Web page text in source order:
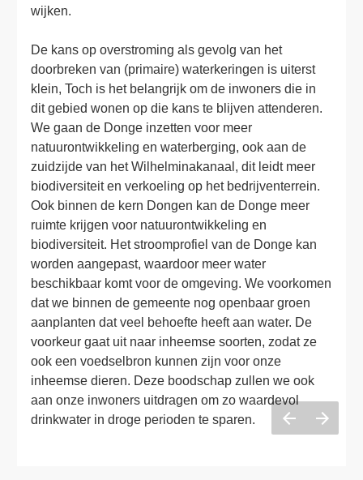
wijken.
De kans op overstroming als gevolg van het
doorbreken van (primaire) waterkeringen is uiterst
klein, Toch is het belangrijk om de inwoners die in
dit gebied wonen op die kans te blijven attenderen.
We gaan de Donge inzetten voor meer
natuurontwikkeling en waterberging, ook aan de
zuidzijde van het Wilhelminakanaal, dit leidt meer
biodiversiteit en verkoeling op het bedrijventerrein.
Ook binnen de kern Dongen kan de Donge meer
ruimte krijgen voor natuurontwikkeling en
biodiversiteit. Het stroomprofiel van de Donge kan
worden aangepast, waardoor meer water
beschikbaar komt voor de omgeving. We voorkomen
dat we binnen de gemeente nog openbaar groen
aanplanten dat veel behoefte heeft aan water. De
voorkeur gaat uit naar inheemse soorten, zodat ze
ook een voedselbron kunnen zijn voor onze
inheemse dieren. Deze boodschap zullen we ook
aan onze inwoners uitdragen om zo waardevol
drinkwater in droge perioden te sparen.